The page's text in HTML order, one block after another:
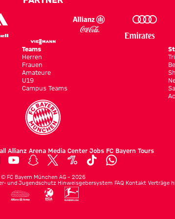
Teams
Herren
Frauen
Amateure
U19
Campus Teams
Allianz Arena Media Center Jobs FC Bayern Tours
© FC Bayern München AG – 2026
und Jugendschutz Hinweisgebersystem FAQ Kontakt Verträge